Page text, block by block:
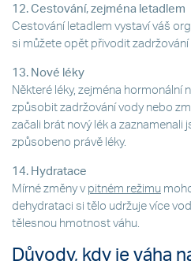
12. Cestování, zejména letadlem
Cestování letadlem vystaví váš
si můžete opět přivodit zadržování
13. Nové léky
Některé léky, zejména hormonální
způsobit zadržování vody nebo
začali brát nový lék a zaznamenali
způsobeno právě léky.
14. Hydratace
Mírné změny v pitném režimu
dehydrataci si tělo udržuje více
tělesnou hmotnost váhu.
Důvody, kdy je váha